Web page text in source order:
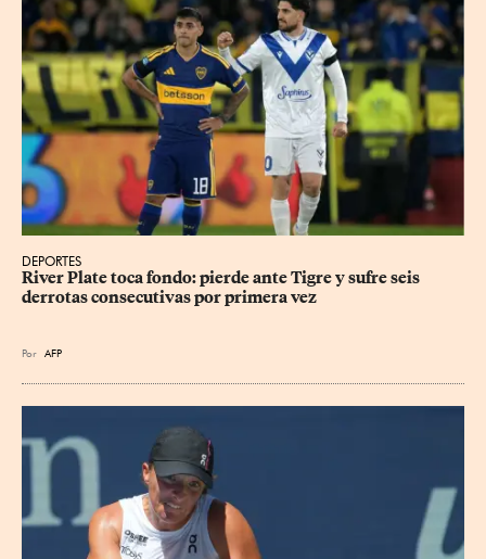
DEPORTES
River Plate toca fondo: pierde ante Tigre y sufre seis
derrotas consecutivas por primera vez
Por AFP